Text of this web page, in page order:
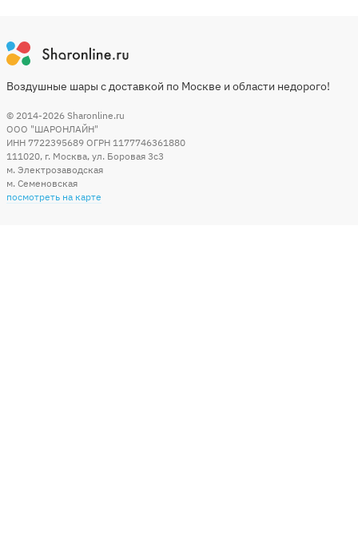
Воздушные шары с доставкой по Москве и области недорого!
© 2014-2026 Sharonline.ru
ООО "ШАРОНЛАЙН"
ИНН 7722395689 ОГРН 1177746361880
111020, г. Москва, ул. Боровая 3c3
м. Электрозаводская
м. Семеновская
посмотреть на карте